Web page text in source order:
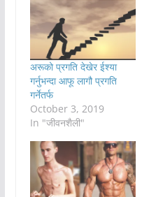
अरूको प्रगति देखेर ईश्या
गर्नुभन्दा आफू लागौ प्रगति
गर्नेतर्फ
October 3, 2019
In "जीवनशैली"